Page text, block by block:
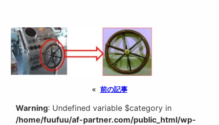
« 前の記事
Warning: Undefined variable $category in
/home/fuufuu/af-partner.com/public_html/wp-